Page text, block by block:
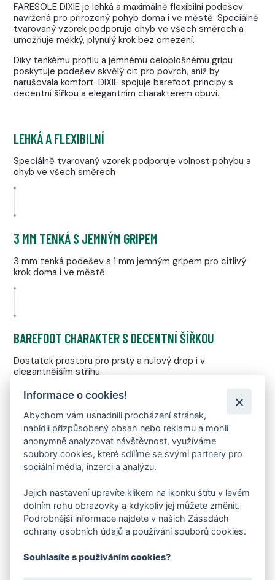
FARESOLE DIXIE je lehká a maximálně flexibilní podešev
navržená pro přirozený pohyb doma i ve městě. Speciálně
tvarovaný vzorek podporuje ohyb ve všech směrech a
umožňuje měkký, plynulý krok bez omezení.
Díky tenkému profilu a jemnému celoplošnému gripu
poskytuje podešev skvělý cit pro povrch, aniž by
narušovala komfort. DIXIE spojuje barefoot principy s
decentní šířkou a elegantním charakterem obuvi.
LEHKÁ A FLEXIBILNÍ
Speciálně tvarovaný vzorek podporuje volnost pohybu a
ohyb ve všech směrech
3 MM TENKÁ S JEMNÝM GRIPEM
3 mm tenká podešev s 1 mm jemným gripem pro citlivý
krok doma i ve městě
BAREFOOT CHARAKTER S DECENTNÍ ŠÍŘKOU
Dostatek prostoru pro prsty a nulový drop i v
elegantnějším střihu
OTISKY PRSTŮ VE VZORKU
Designový i funkční prvek podporující citlivý kontakt s
povrchem
NULOVÝ DROP & ROVNÝ PROFIL
Informace o cookies!
Abychom vám usnadnili procházení stránek,
nabídli přizpůsobený obsah nebo reklamu a mohli
anonymně analyzovat návštěvnost, využíváme
soubory cookies, které sdílíme se svými partnery pro
sociální média, inzerci a analýzu.
Jejich nastavení upravíte klikem na ikonku štítu v levém
dolním rohu obrazovky a kdykoliv jej můžete změnit.
Podrobnější informace najdete v našich Zásadách
ochrany osobních údajů a používání souborů cookies.
Souhlasíte s používáním cookies?